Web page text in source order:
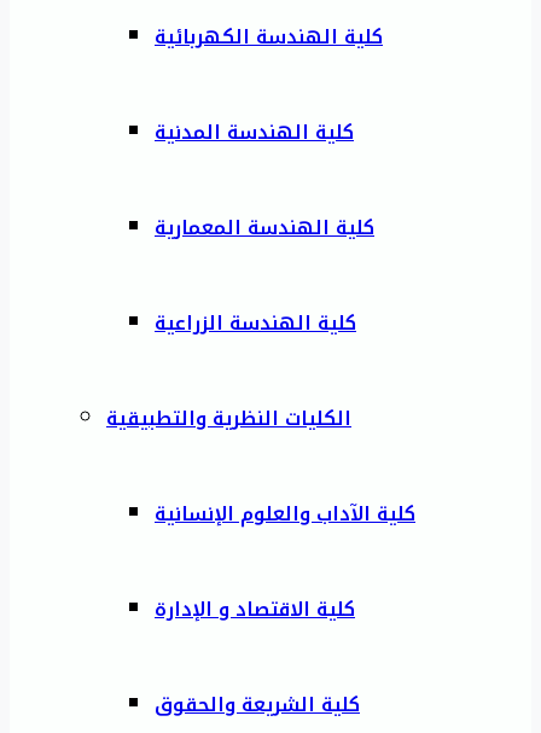
كلية الهندسة الكهربائية
كلية الهندسة المدنية
كلية الهندسة المعمارية
كلية الهندسة الزراعية
الكليات النظرية والتطبيقية
كلية الآداب والعلوم الإنسانية
كلية الاقتصاد و الإدارة
كلية الشريعة والحقوق